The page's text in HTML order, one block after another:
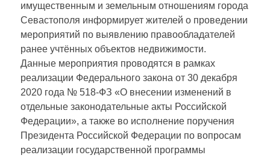
имущественным и земельным отношениям города
Севастополя информирует жителей о проведении
мероприятий по выявлению правообладателей
ранее учтённых объектов недвижимости.
Данные мероприятия проводятся в рамках
реализации Федерального закона от 30 декабря
2020 года № 518-ФЗ «О внесении изменений в
отдельные законодательные акты Российской
Федерации», а также во исполнение поручения
Президента Российской Федерации по вопросам
реализации государственной программы